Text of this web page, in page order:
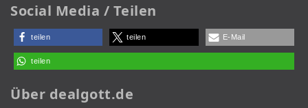
Social Media / Teilen
teilen teilen E-Mail
teilen
Über dealgott.de